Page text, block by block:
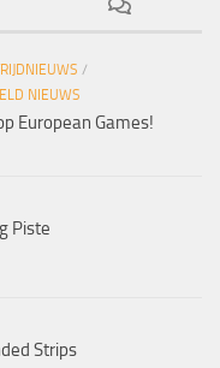
/
NIEUWS
European Games!
Piste
Strips